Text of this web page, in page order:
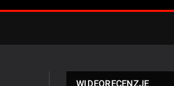
WIDEORECENZJE